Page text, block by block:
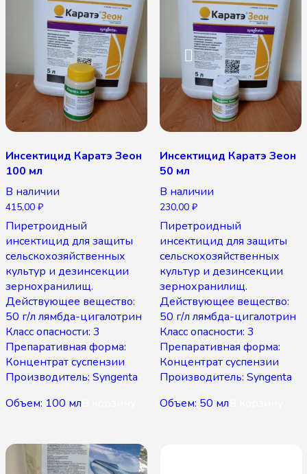
Инсектицид Каратэ Зеон
100 мл
В наличии
415,00 ₽
Пиретроидный
инсектицид для защиты
сельскохозяйственных
культур и дезинсекции
зернохранилищ.
Действующее вещество:
50 г/л лямбда-цигалотрин
Класс опасности: 3
Препаративная форма:
Концентрат суспензии
Производитель: Syngenta
Объем: 100 мл
Инсектицид Каратэ Зеон
50 мл
В наличии
230,00 ₽
Пиретроидный
инсектицид для защиты
сельскохозяйственных
культур и дезинсекции
зернохранилищ.
Действующее вещество:
50 г/л лямбда-цигалотрин
Класс опасности: 3
Препаративная форма:
Концентрат суспензии
Производитель: Syngenta
Объем: 50 мл